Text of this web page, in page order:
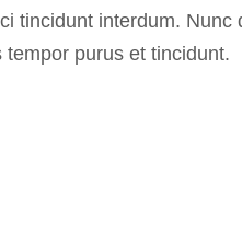
tincidunt interdum. Nunc
purus et tincidunt.